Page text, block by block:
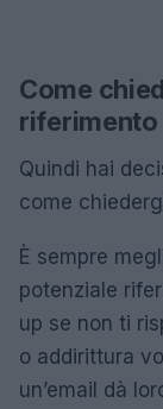
Come
riferimento
Quindi hai
come
È sempre
potenziale
up se non ti
o addirittura
un’email dà